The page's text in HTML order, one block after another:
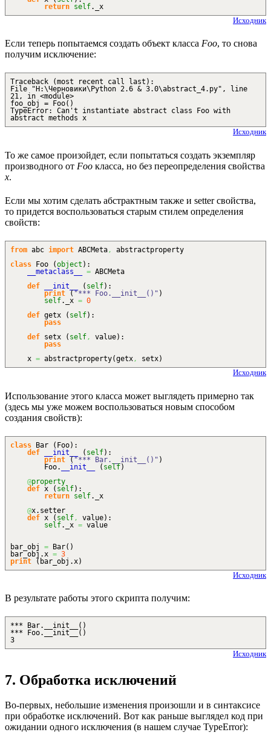
return self._x
Исходник
Если теперь попытаемся создать объект класса Foo, то снова
получим исключение:
Traceback (most recent call last):
File "H:\Черновики\Python 2.6 & 3.0\abstract_4.py", line
21, in <module>
foo_obj = Foo()
TypeError: Can't instantiate abstract class Foo with
abstract methods x
Исходник
То же самое произойдет, если попытаться создать экземпляр
производного от Foo класса, но без переопределения свойства
x.
Если мы хотим сделать абстрактным также и setter свойства,
то придется воспользоваться старым стилем определения
свойств:
from abc import ABCMeta,
abstractproperty
class Foo (object ) :
__metaclass__
= ABCMeta
def
__init__ ( self) :
print
( "*** Foo.__init__()" )
self._x = 0
def getx ( self) :
pass
def setx ( self, value) :
pass
x = abstractproperty(getx, setx)
Исходник
Использование этого класса может выглядеть примерно так
(здесь мы уже можем воспользоваться новым способом
создания свойств):
class Bar ( Foo) :
def
__init__ ( self) :
print ("*** Bar.__init__()" )
Foo.
__init__ ( self)
@property
def x ( self) :
return self._x
@x. setter
def x ( self , value) :
self._x = value
bar_obj = Bar( )
bar_obj. x = 3
print ( bar_obj. x)
Исходник
В результате работы этого скрипта получим:
*** Bar.__init__()
*** Foo.__init__()
3
Исходник
7. Обработка исключений
Во-первых, небольшие изменения произошли и в синтаксисе
при обработке исключений. Вот как раньше выглядел код при
ожидании одного исключения (в нашем случае TypeError):